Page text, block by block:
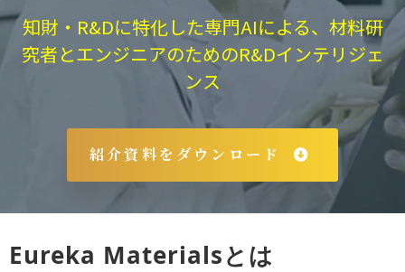
セミナー
コラム
知財・R&Dに特化した専門AIによる、材料研
究者とエンジニアのためのR&Dインテリジェ
ンス
紹介資料をダウンロード
Eureka Materialsとは